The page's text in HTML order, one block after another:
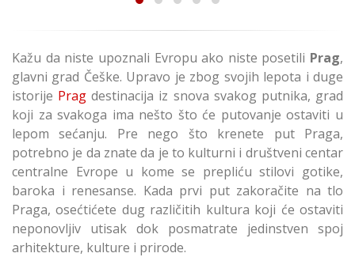
Kažu da niste upoznali Evropu ako niste posetili Prag,
glavni grad Češke. Upravo je zbog svojih lepota i duge
istorije Prag destinacija iz snova svakog putnika, grad
koji za svakoga ima nešto što će putovanje ostaviti u
lepom sećanju. Pre nego što krenete put Praga,
potrebno je da znate da je to kulturni i društveni centar
centralne Evrope u kome se prepliću stilovi gotike,
baroka i renesanse. Kada prvi put zakoračite na tlo
Praga, osećtićete dug različitih kultura koji će ostaviti
neponovljiv utisak dok posmatrate jedinstven spoj
arhitekture, kulture i prirode.